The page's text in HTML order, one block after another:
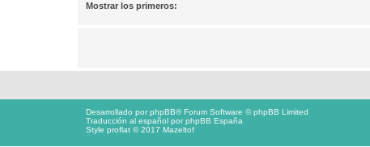
Mostrar los primeros:
Desarrollado porphpBB® Forum Software © phpBB Limited
Traducción al español porphpBB España
Style proflat © 2017 Mazeltof